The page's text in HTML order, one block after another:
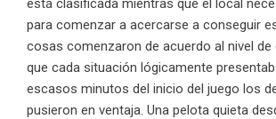
para comenzar a acercarse a conseguir
cosas comenzaron de acuerdo al nivel
que cada situación lógicamente
escasos minutos del inicio del juego los
pusieron en ventaja. Una pelota quieta